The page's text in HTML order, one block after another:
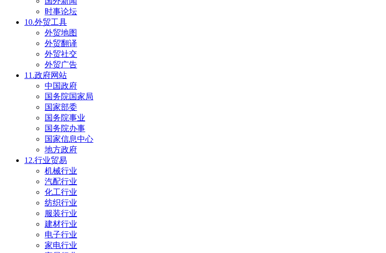
时事论坛
10.外贸工具
外贸地图
外贸翻译
外贸社交
外贸广告
11.政府网站
中国政府
国务院国家局
国家部委
国务院事业
国务院办事
国家信息中心
地方政府
12.行业贸易
机械行业
汽配行业
化工行业
纺织行业
服装行业
建材行业
电子行业
家电行业